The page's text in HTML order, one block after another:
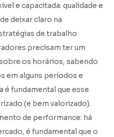
e capacitada: qualidade e
deixar claro na
de trabalho
precisam ter um
os horários, sabendo
em alguns períodos e
é fundamental que esse
(e bem valorizado).
de performance: há
é fundamental que o